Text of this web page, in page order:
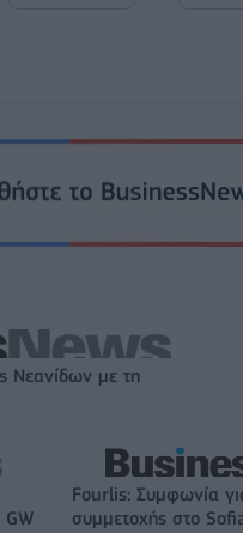
Νεανίδων με τη
Fourlis: Συμφωνία
συμμετοχής στο